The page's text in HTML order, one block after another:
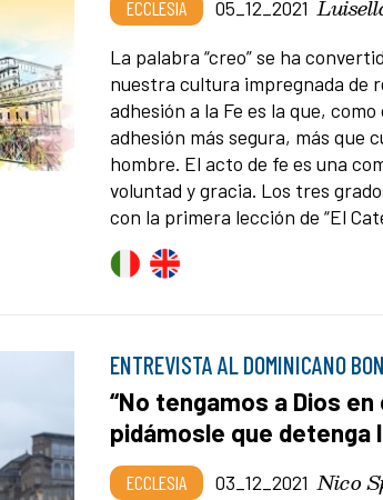
ECCLESIA 05_12_2021
La palabra “creo” se ha
nuestra cultura impregnada de
adhesión a la Fe es la que,
adhesión más segura, más que
hombre. El acto de fe es una
voluntad y gracia. Los tres
con la primera lección de “El
ENTREVISTA AL DOMINICANO
“No tengamos a Dios
pidámosle que detenga
ECCLESIA 03_12_2021 Nico